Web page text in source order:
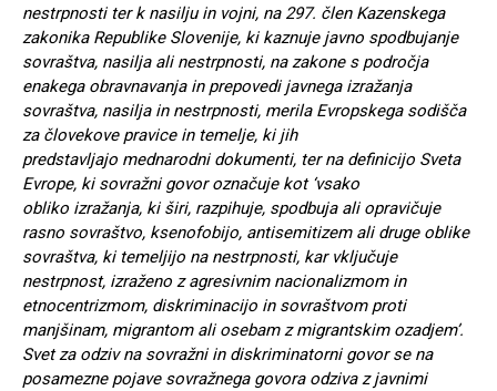
nestrpnosti ter k nasilju in vojni, na 297. člen Kazenskega
zakonika Republike Slovenije, ki kaznuje javno spodbujanje
sovraštva, nasilja ali nestrpnosti, na zakone s področja
enakega obravnavanja in prepovedi javnega izražanja
sovraštva, nasilja in nestrpnosti, merila Evropskega sodišča
za človekove pravice in temelje, ki jih
predstavljajo mednarodni dokumenti, ter na definicijo Sveta
Evrope, ki sovražni govor označuje kot ‘vsako
obliko izražanja, ki širi, razpihuje, spodbuja ali opravičuje
rasno sovraštvo, ksenofobijo, antisemitizem ali druge oblike
sovraštva, ki temeljijo na nestrpnosti, kar vključuje
nestrpnost, izraženo z agresivnim nacionalizmom in
etnocentrizmom, diskriminacijo in sovraštvom proti
manjšinam, migrantom ali osebam z migrantskim ozadjem’.
Svet za odziv na sovražni in diskriminatorni govor se na
posamezne pojave sovražnega govora odziva z javnimi